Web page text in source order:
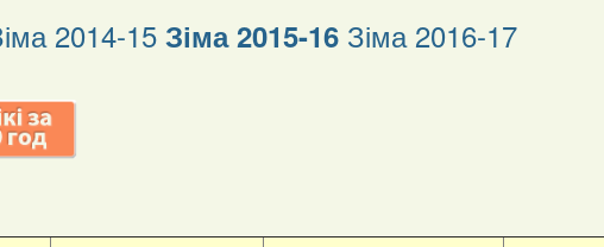
2014-15 Зіма 2015-16 Зіма 2016-17